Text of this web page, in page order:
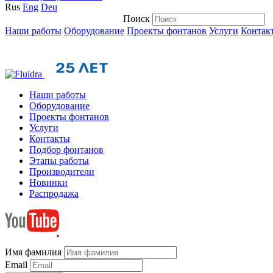
Rus Eng Deu
Поиск
Наши работы Оборудование Проекты фонтанов Услуги
Наши работы
Оборудование
Проекты фонтанов
Услуги
Контакты
Подбор фонтанов
Этапы работы
Производители
Новинки
Распродажа
Имя фамилия
Email